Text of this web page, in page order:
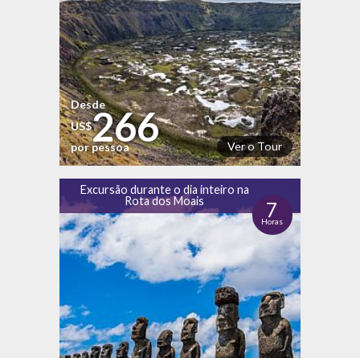
Ver o Tour
Desde
US$266
por pessoa
Excursão durante o dia inteiro na
Rota dos Moais
7
Horas